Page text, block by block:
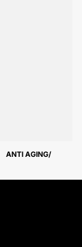
ANTI AGING